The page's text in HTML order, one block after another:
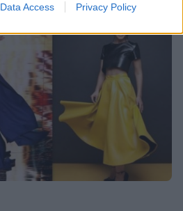
Data Access Privacy Policy